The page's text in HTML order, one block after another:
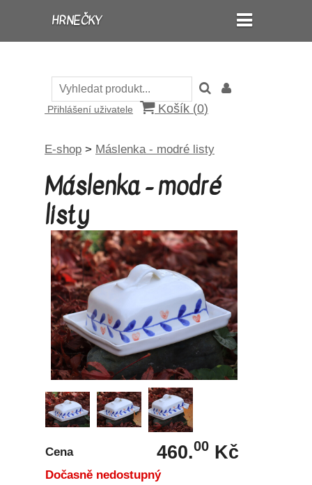
HRNEČKY
Přihlášení uživatele Košík (0)
E-shop > Máslenka - modré listy
Máslenka - modré
listy
Cena 460.00 Kč
Dočasně nedostupný